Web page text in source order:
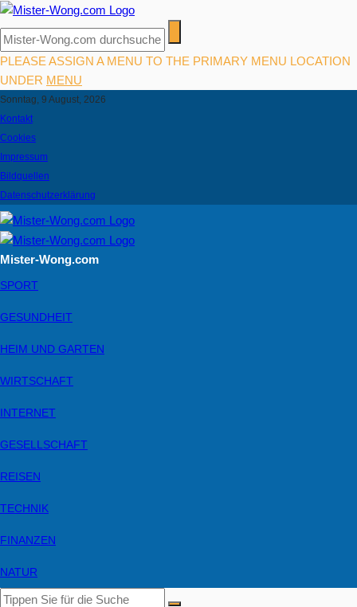
PLEASE ASSIGN A MENU TO THE PRIMARY MENU LOCATION
UNDER MENU
Sonntag, 9 August, 2026
Kontakt
Cookies
Impressum
Bildquellen
Datenschutzerklärung
Mister-Wong.com
SPORT
GESUNDHEIT
HEIM UND GARTEN
WIRTSCHAFT
INTERNET
GESELLSCHAFT
REISEN
TECHNIK
FINANZEN
NATUR